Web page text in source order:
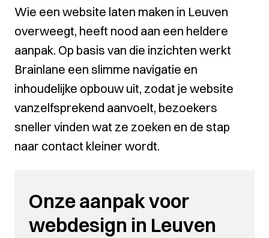
Wie een website laten maken in Leuven
overweegt, heeft nood aan een heldere
aanpak. Op basis van die inzichten werkt
Brainlane een slimme navigatie en
inhoudelijke opbouw uit, zodat je website
vanzelfsprekend aanvoelt, bezoekers
sneller vinden wat ze zoeken en de stap
naar contact kleiner wordt.
Onze aanpak voor
webdesign in Leuven